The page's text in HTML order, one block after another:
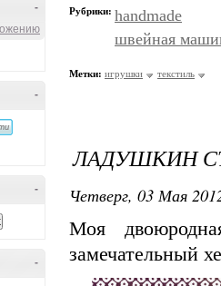
-
-
-
-
Рубрики: handmade
швейная
Метки: игрушки текстиль
ЛАДУШКИН
Четверг, 03 Мая
Моя
замечательный